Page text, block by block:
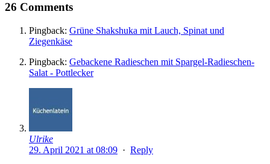
26 Comments
Pingback: Grüne Shakshuka mit Lauch, Spinat und
Ziegenkäse
Pingback: Gebackene Radieschen mit Spargel-Radieschen-
Salat - Pottlecker
Ulrike
29. April 2021 at 08:09 · Reply